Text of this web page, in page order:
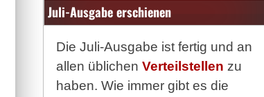
Juli-Ausgabe erschienen
Die Juli-Ausgabe ist fertig und an
allen üblichen Verteilstellen zu
haben. Wie immer gibt es die